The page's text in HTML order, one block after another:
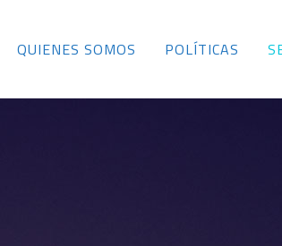
QUIENES SOMOS POLÍTICAS